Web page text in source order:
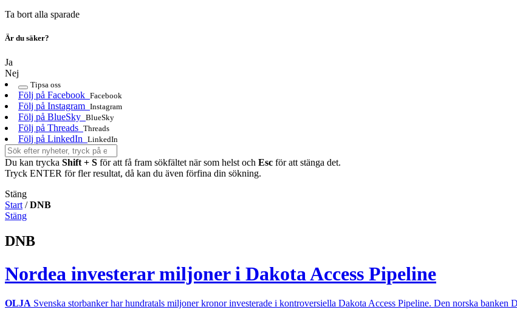
Ta bort alla sparade
Är du säker?
Ja
Nej
Tipsa oss
Följ på Facebook Facebook
Följ på Instagram Instagram
Följ på BlueSky BlueSky
Följ på Threads Threads
Följ på LinkedIn LinkedIn
Du kan trycka Shift + S för att få fram sökfältet när som helst och Esc för att stänga det.
Tryck ENTER för fler resultat, då kan du även förfina din sökning.
Stäng
Start /DNB
Stäng
DNB
Nordea investerar miljoner i Dakota Access Pipeline
OLJA Svenska storbanker har hundratals miljoner kronor investerade i kontroversiella Dakota Access Pipeline. Den norska